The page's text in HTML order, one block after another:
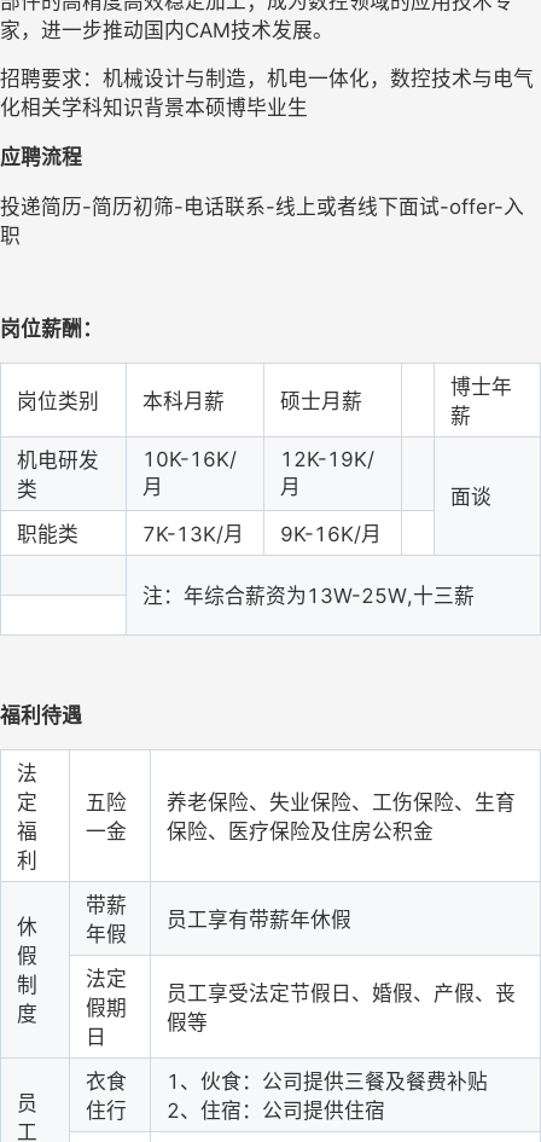
家，进一步推动国内CAM技术发展。
招聘要求：机械设计与制造，机电一体化，数控技术与电气
化相关学科知识背景本硕博毕业生
应聘流程
投递简历-简历初筛-电话联系-线上或者线下面试-offer-入
职
岗位薪酬：
岗位类别 本科月薪 硕士月薪
博士年
薪
机电研发
类
10K-16K/
月
12K-19K/
月
面谈
职能类
7K-13K/月 9K-16K/月
注：年综合薪资为 13W-25W,十三薪
福利待遇
法
定
福
利
五险
一金
养老保险、失业保险、工伤保险、生育
保险、医疗保险及住房公积金
休
假
制
度
带薪
年假
员工享有带薪年休假
法定
假期
日
员工享受法定节假日、婚假、产假、丧
假等
员
工
衣食
住行
1、伙食：公司提供三餐及餐费补贴
2、住宿：公司提供住宿